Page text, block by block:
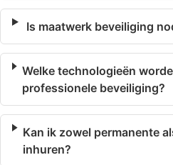
Is maatwerk beveiliging
Welke technologieën
professionele beveiliging?
Kan ik zowel permanente
inhuren?